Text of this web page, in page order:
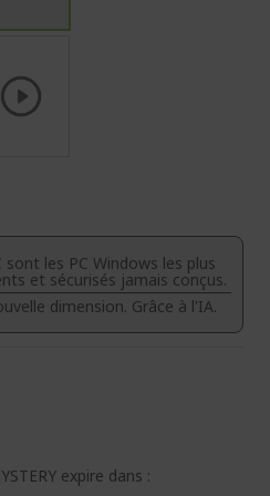
sont les PC Windows les plus
et sécurisés jamais conçus.
dimension. Grâce à l'IA.
expire dans :